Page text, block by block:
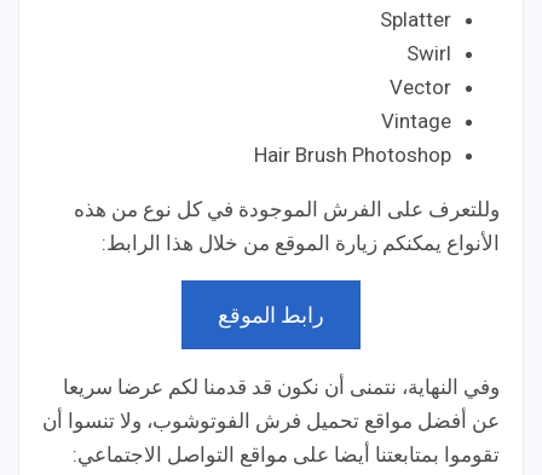
Splatter
Swirl
Vector
Vintage
Hair Brush Photoshop
وللتعرف على الفرش الموجودة في كل نوع من هذه
الأنواع يمكنكم زيارة الموقع من خلال هذا الرابط:
رابط الموقع
وفي النهاية، نتمنى أن نكون قد قدمنا لكم عرضا سريعا
عن أفضل مواقع تحميل فرش الفوتوشوب، ولا تنسوا أن
تقوموا بمتابعتنا أيضا على مواقع التواصل الاجتماعي: